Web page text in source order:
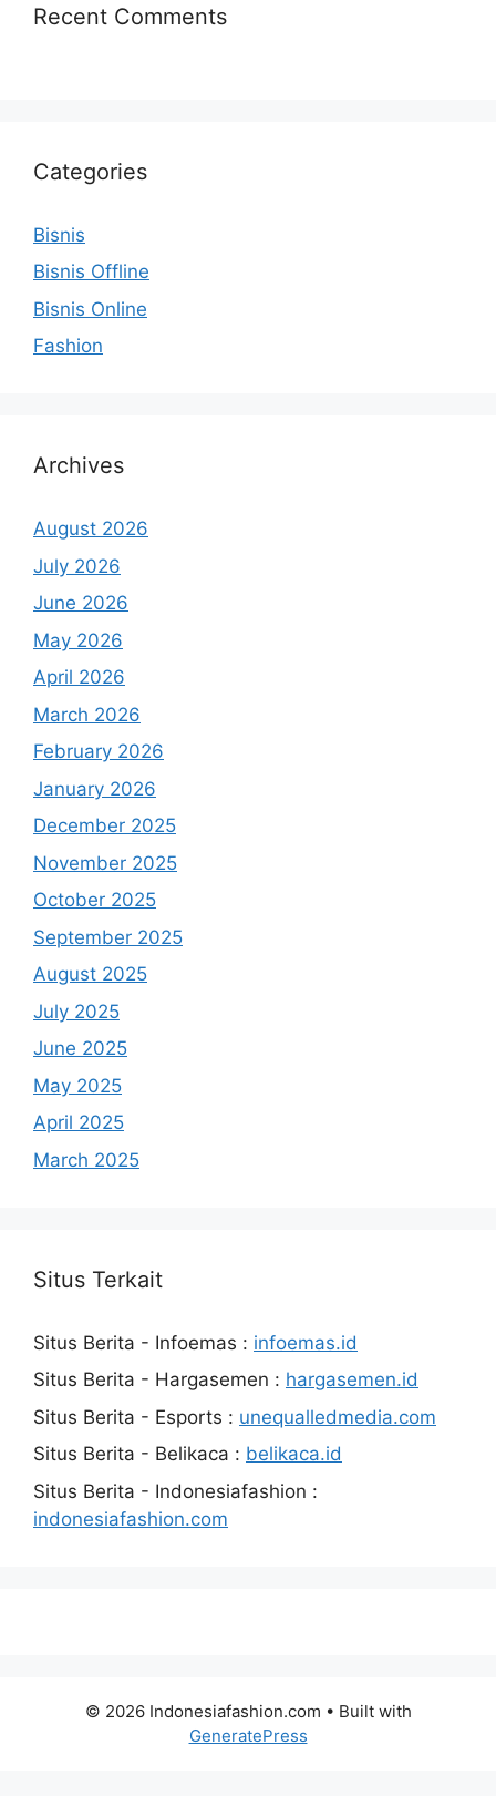
Recent Comments
Categories
Bisnis
Bisnis Offline
Bisnis Online
Fashion
Archives
August 2026
July 2026
June 2026
May 2026
April 2026
March 2026
February 2026
January 2026
December 2025
November 2025
October 2025
September 2025
August 2025
July 2025
June 2025
May 2025
April 2025
March 2025
Situs Terkait
Situs Berita - Infoemas : infoemas.id
Situs Berita - Hargasemen : hargasemen.id
Situs Berita - Esports : unequalledmedia.com
Situs Berita - Belikaca : belikaca.id
Situs Berita - Indonesiafashion :
indonesiafashion.com
© 2026 Indonesiafashion.com • Built with
GeneratePress